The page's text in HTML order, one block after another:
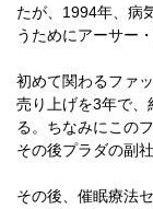
たが、1994年、病
うためにアーサー
初めて関わるファ
売り上げを3年で
る。ちなみにこの
その後プラダの副
その後、催眠療法